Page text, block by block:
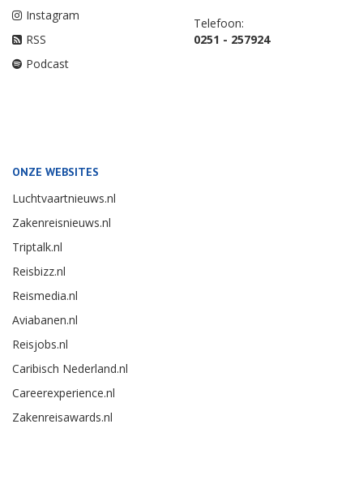
Instagram
RSS
Podcast
Telefoon:
0251 - 257924
ONZE WEBSITES
Luchtvaartnieuws.nl
Zakenreisnieuws.nl
Triptalk.nl
Reisbizz.nl
Reismedia.nl
Aviabanen.nl
Reisjobs.nl
Caribisch Nederland.nl
Careerexperience.nl
Zakenreisawards.nl